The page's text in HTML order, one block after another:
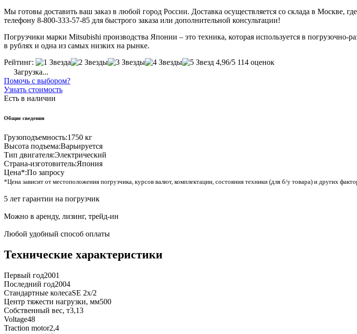
Мы готовы доставить ваш заказ в любой город России. Доставка осуществляется со склада в Москве,
телефону 8-800-333-57-85 для быстрого заказа или дополнительной консультации!
Погрузчики марки Mitsubishi производства Японии – это техника, которая используется в погрузочно-
в рублях и одна из самых низких на рынке.
Рейтинг:
4,96/5 114 оценок
Загрузка...
Помочь с выбором?
Узнать стоимость
Есть в наличии
Общие сведения
Грузоподъемность:1750 кг
Высота подъема:Варьируется
Тип двигателя:Электрический
Страна-изготовитель:Япония
Цена*:По запросу
*Цена зависит от местоположения погрузчика, курсов валют, комплектации, состояния техники (для б/у товара) и других
5 лет гарантии на погрузчик
Можно в аренду, лизинг, трейд-ин
Любой удобный способ оплаты
Технические характеристики
Первый год2001
Последний год2004
Стандартные колесаSE 2x/2
Центр тяжести нагрузки, мм500
Собственный вес, т3,13
Voltage48
Traction motor2,4